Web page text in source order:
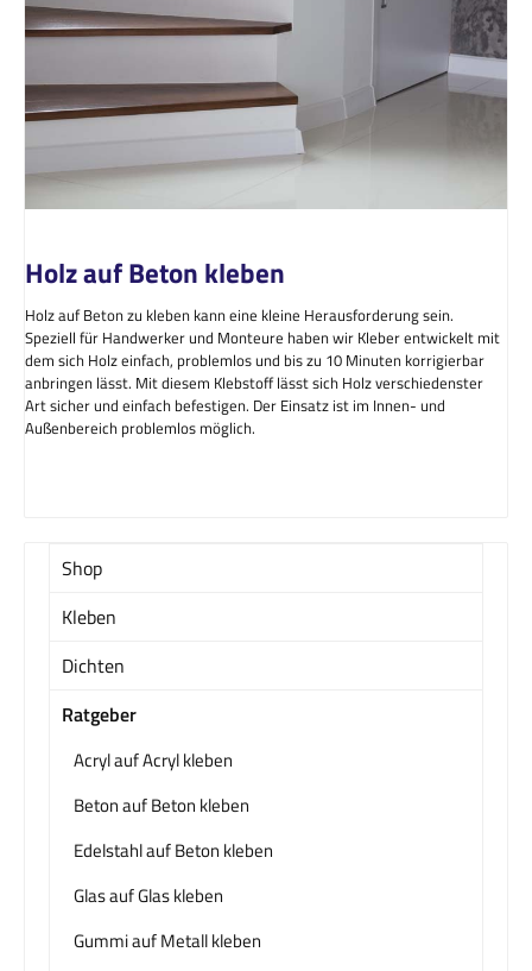
Holz auf Beton kleben
Holz auf Beton zu kleben kann eine kleine Herausforderung sein.
Speziell für Handwerker und Monteure haben wir Kleber entwickelt mit
dem sich Holz einfach, problemlos und bis zu 10 Minuten korrigierbar
anbringen lässt. Mit diesem Klebstoff lässt sich Holz verschiedenster
Art sicher und einfach befestigen. Der Einsatz ist im Innen- und
Außenbereich problemlos möglich.
Shop
Kleben
Dichten
Ratgeber
Acryl auf Acryl kleben
Beton auf Beton kleben
Edelstahl auf Beton kleben
Glas auf Glas kleben
Gummi auf Metall kleben